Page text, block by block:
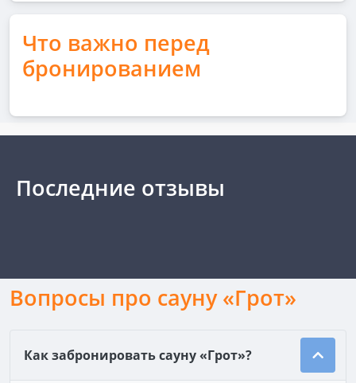
Что важно перед
бронированием
Последние отзывы
Вопросы про сауну «Грот»
Как забронировать сауну «Грот»?